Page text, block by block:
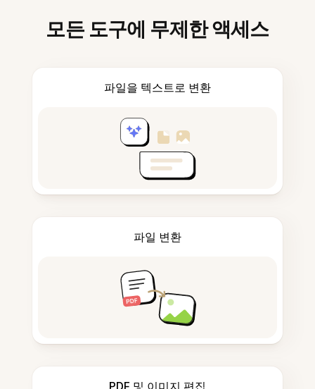
모든 도구에 무제한 액세스
파일을 텍스트로 변환
파일 변환